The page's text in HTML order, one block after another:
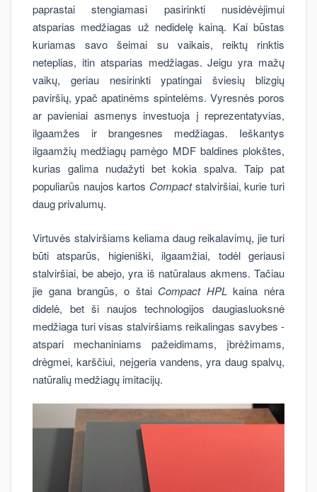
paprastai stengiamasi pasirinkti nusidėvėjimui
atsparias medžiagas už nedidelę kainą. Kai būstas
kuriamas savo šeimai su vaikais, reiktų rinktis
neteplias, itin atsparias medžiagas. Jeigu yra mažų
vaikų, geriau nesirinkti ypatingai šviesių blizgių
paviršių, ypač apatinėms spintelėms. Vyresnės poros
ar pavieniai asmenys investuoja į reprezentatyvias,
ilgaamžes ir brangesnes medžiagas. Ieškantys
ilgaamžių medžiagų pamėgo MDF baldines plokštes,
kurias galima nudažyti bet kokia spalva. Taip pat
populiarūs naujos kartos Compactstalviršiai, kurie turi
daug privalumų.
Virtuvės stalviršiams keliama daug reikalavimų, jie turi
būti atsparūs, higieniški, ilgaamžiai, todėl geriausi
stalviršiai, be abejo, yra iš natūralaus akmens. Tačiau
jie gana brangūs, o štai Compact HPL kaina nėra
didelė, bet ši naujos technologijos daugiasluoksnė
medžiaga turi visas stalviršiams reikalingas savybes -
atspari mechaniniams pažeidimams, įbrėžimams,
drėgmei, karščiui, neįgeria vandens, yra daug spalvų,
natūralių medžiagų imitacijų.